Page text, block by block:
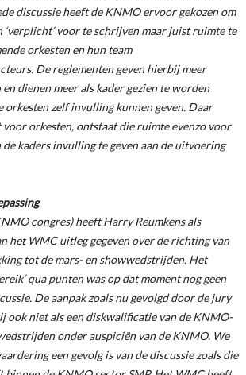
discussie heeft de KNMO ervoor gekozen om
voor te schrijven maar juist ruimte te
orkesten en hun team
De reglementen geven hierbij meer
dienen meer als kader gezien te worden
orkesten zelf invulling kunnen geven. Daar
orkesten, ontstaat die ruimte evenzo voor
kaders invulling te geven aan de uitvoering
congres) heeft Harry Reumkens als
het WMC uitleg gegeven over de richting van
tot de mars- en showwedstrijden. Het
qua punten was op dat moment nog geen
De aanpak zoals nu gevolgd door de jury
ook niet als een diskwalificatie van de KNMO-
onder auspiciën van de KNMO. We
een gevolg is van de discussie zoals die